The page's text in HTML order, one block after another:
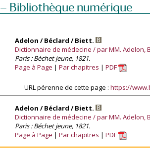
Bibliothèque numérique
Adelon / Béclard / Biett.
Dictionnaire de médecine / par MM. Adelon,
Paris : Béchet jeune, 1821.
Page à Page
Par chapitres PDF
URL pérenne de cette page : https://
Adelon / Béclard / Biett.
Dictionnaire de médecine / par MM. Adelon,
Paris : Béchet jeune, 1821.
Page à Page
Par chapitres PDF